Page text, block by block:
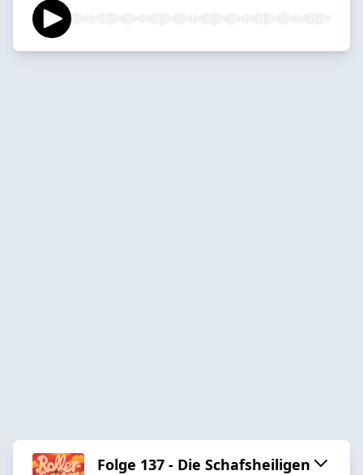
Folge 137 - Die Schafsheiligen